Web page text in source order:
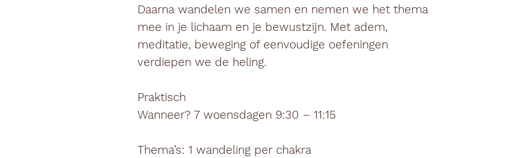
Daarna wandelen we samen en nemen we het thema
mee in je lichaam en je bewustzijn. Met adem,
meditatie, beweging of eenvoudige oefeningen
verdiepen we de heling.
Praktisch
Wanneer? 7 woensdagen 9:30 – 11:15
Thema’s: 1 wandeling per chakra